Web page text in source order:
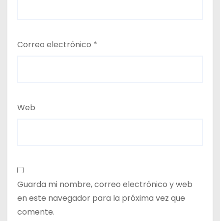
Correo electrónico *
Web
Guarda mi nombre, correo electrónico y web
en este navegador para la próxima vez que
comente.